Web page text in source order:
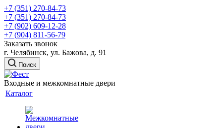
+7 (351) 270-84-73
+7 (351) 270-84-73
+7 (902) 609-12-28
+7 (904) 811-56-79
Заказать звонок
г. Челябинск, ул. Бажова, д. 91
Поиск
Входные и межкомнатные двери
Каталог